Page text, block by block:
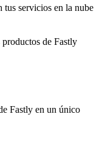
tus servicios en la nube
de Fastly
Fastly en un único